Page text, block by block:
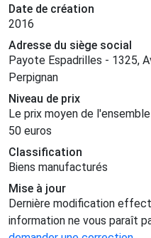
Date de création
2016
Adresse du siège social
Payote Espadrilles - 1325,
Perpignan
Niveau de prix
Le prix moyen de
50 euros
Classification
Biens manufacturés
Mise à jour
Dernière modification
information ne vous paraît